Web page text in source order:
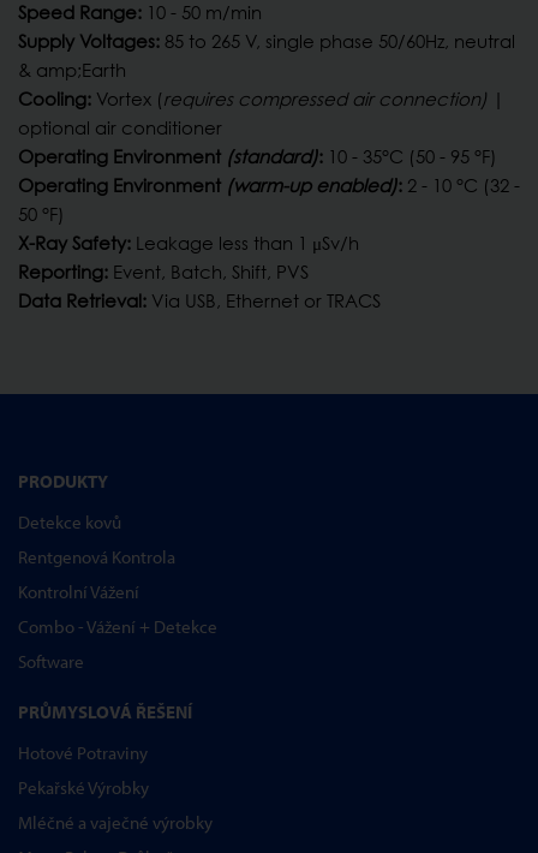
Speed Range: 10 - 50 m/min
Supply Voltages: 85 to 265 V, single phase 50/60Hz, neutral
& amp;Earth
Cooling: Vortex (requires compressed air connection) |
optional air conditioner
Operating Environment (standard): 10 - 35°C (50 - 95 °F)
Operating Environment (warm-up enabled): 2 - 10 °C (32 -
50 °F)
X-Ray Safety: Leakage less than 1 μSv/h
Reporting: Event, Batch, Shift, PVS
Data Retrieval: Via USB, Ethernet or TRACS
PRODUKTY
Detekce kovů
Rentgenová Kontrola
Kontrolní Vážení
Combo - Vážení + Detekce
Software
PRŮMYSLOVÁ ŘEŠENÍ
Hotové Potraviny
Pekařské Výrobky
Mléčné a vaječné výrobky